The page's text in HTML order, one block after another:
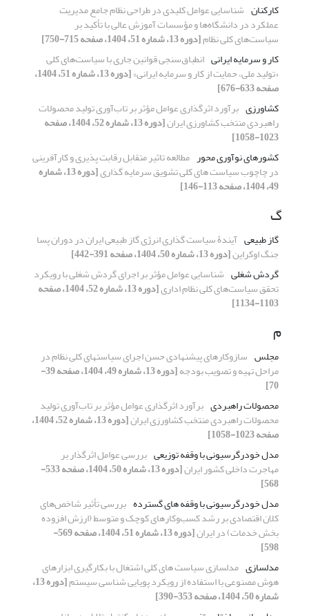
کارکنان شناسایی عوامل کلیدی در طراحی نظام جامع مدیریت
عملکرد در دانشگاه‌ها و مؤسسات آموزش عالی با تأکید بر
سیاست‌های کلی نظام[دوره 13، شماره 51، 1404، صفحه 715-750]
کار و سرمایه ایرانی انطباق‌سنجی قوانین جاری با سیاست‌های کلی
«تولید ملی، حمایت از کار و سرمایه ایرانی» [دوره 13، شماره 51، 1404،
صفحه 633-676]
کشاورزی برآورد اثرگذاری عوامل مؤثر بر تاب‌آوری تولید محصولات
راهبردی منتخب کشاورزی ایران [دوره 13، شماره 52، 1404، صفحه
1023-1058]
کشورهای نوآوری محور مطالعه تاثیر متقابل رقابت پذیری و کارآفرینی
در چاچوب سیاست های کلی تشویق سرمایه گذاری [دوره 13، شماره
49، 1404، صفحه 113-146]
گ
گاز طبیعی آیندۀ سیاست گذاری انرژی گاز طبیعی ایران در دوران پسا
جنگ اوکراین[دوره 13، شماره 50، 1404، صفحه 391-442]
گردش شغلی شناسایی عوامل مؤثر بر اجرای گردش شغلی با رویکرد
تحقق سیاست‌های کلی نظام اداری [دوره 13، شماره 52، 1404، صفحه
1103-1134]
م
مجلس سازوکارهای پیشنهادی حسن اجرای سیاستهای کلی نظام در
مراحل تهیه و تصویب بودجه [دوره 13، شماره 49، 1404، صفحه 39-
70]
محصولات راهبردی برآورد اثرگذاری عوامل مؤثر بر تاب‌آوری تولید
محصولات راهبردی منتخب کشاورزی ایران [دوره 13، شماره 52، 1404،
صفحه 1023-1058]
مدل خودرگرسیونی با وقفه توزیعی بررسی عوامل اثرگذار بر
مهاجرت داخلی کشور ایران [دوره 13، شماره 50، 1404، صفحه 533-
568]
مدل خودرگرسیونی با وقفه های گسترده بررسی تأثیر شاخص‌های
کلان اقتصادی بر رشد کسب‌وکارهای کوچک و متوسط (ارزش افزوده
بخش خدمات) در ایران [دوره 13، شماره 51، 1404، صفحه 569-
598]
مدلسازی مدلسازی سیاست های کلی اشتغال با بکارگیری ابزارهای
هوش مصنوعی با استفاده از رویکرد پویایی شناسی سیستم [دوره 13،
شماره 50، 1404، صفحه 353-390]